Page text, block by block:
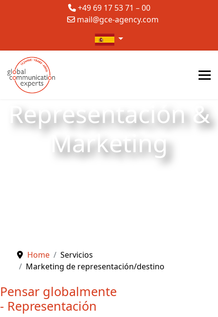
+49 69 17 53 71 – 00
mail@gce-agency.com
Seleccione su idioma
Representación &
Marketing
Home
Servicios
Marketing de representación/destino
Pensar globalmente
- Representación